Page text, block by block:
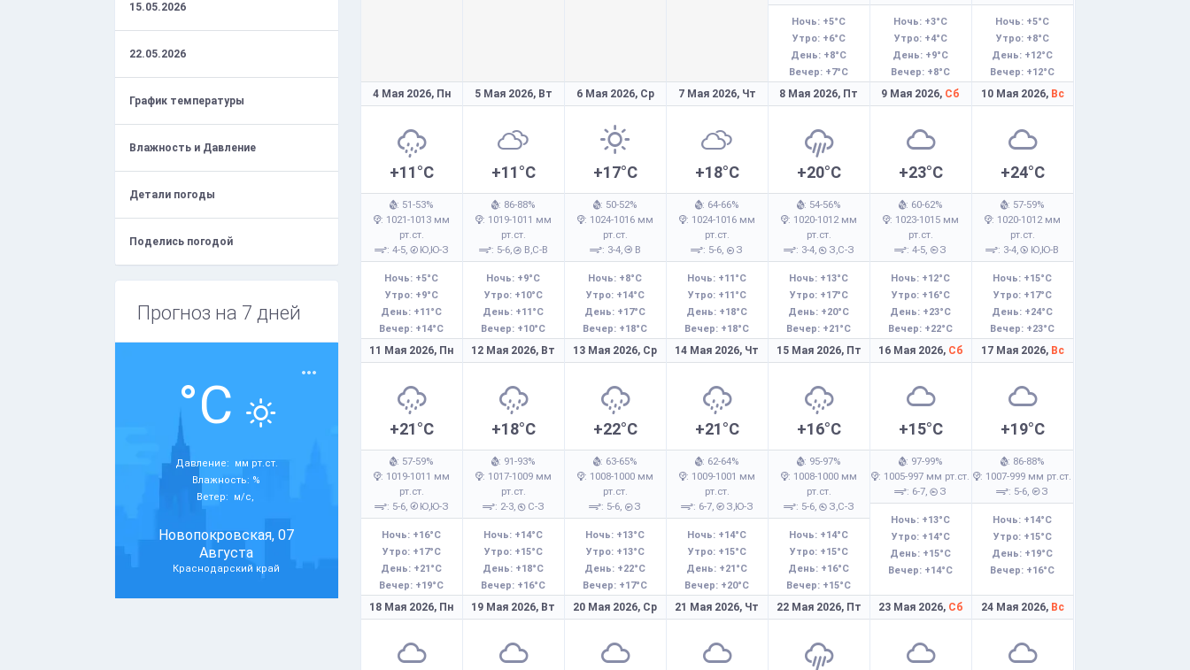
15.05.2026
22.05.2026
График температуры
Влажность и Давление
Детали погоды
Поделись погодой
Прогноз на 7 дней
°C
Давление: мм рт.ст.
Влажность: %
Ветер: м/с,
Новопокровская, 07
Августа
Краснодарский край
Ночь: +5°C
Утро: +6°C
День: +8°C
Вечер: +7°C
Ночь: +3°C
Утро: +4°C
День: +9°C
Вечер: +8°C
Ночь: +5°C
Утро: +8°C
День: +12°C
Вечер: +12°C
4 Мая 2026, Пн
+11°C
: 51-53%
: 1021-1013 мм
рт.ст.
: 4-5,
Ю,Ю-З
Ночь: +5°C
Утро: +9°C
День: +11°C
Вечер: +14°C
5 Мая 2026, Вт
+11°C
: 86-88%
: 1019-1011 мм
рт.ст.
: 5-6, В,С-В
Ночь: +9°C
Утро: +10°C
День: +11°C
Вечер: +10°C
6 Мая 2026, Ср
+17°C
: 50-52%
: 1024-1016 мм
рт.ст.
: 3-4, В
Ночь: +8°C
Утро: +14°C
День: +17°C
Вечер: +18°C
7 Мая 2026, Чт
+18°C
: 64-66%
: 1024-1016 мм
рт.ст.
: 5-6,
З
Ночь: +11°C
Утро: +11°C
День: +18°C
Вечер: +18°C
8 Мая 2026, Пт
+20°C
: 54-56%
: 1020-1012 мм
рт.ст.
: 3-4,
З,С-З
Ночь: +13°C
Утро: +17°C
День: +20°C
Вечер: +21°C
9 Мая 2026, Сб
+23°C
: 60-62%
: 1023-1015 мм
рт.ст.
: 4-5,
З
Ночь: +12°C
Утро: +16°C
День: +23°C
Вечер: +22°C
10 Мая 2026, Вс
+24°C
: 57-59%
: 1020-1012 мм
рт.ст.
: 3-4,
Ю,Ю-В
Ночь: +15°C
Утро: +17°C
День: +24°C
Вечер: +23°C
11 Мая 2026, Пн
+21°C
: 57-59%
: 1019-1011 мм
рт.ст.
: 5-6,
Ю,Ю-З
Ночь: +16°C
Утро: +17°C
День: +21°C
Вечер: +19°C
12 Мая 2026, Вт
+18°C
: 91-93%
: 1017-1009 мм
рт.ст.
: 2-3,
С-З
Ночь: +14°C
Утро: +15°C
День: +18°C
Вечер: +16°C
13 Мая 2026, Ср
+22°C
: 63-65%
: 1008-1000 мм
рт.ст.
: 5-6,
З
Ночь: +13°C
Утро: +13°C
День: +22°C
Вечер: +17°C
14 Мая 2026, Чт
+21°C
: 62-64%
: 1009-1001 мм
рт.ст.
: 6-7,
З,Ю-З
Ночь: +14°C
Утро: +15°C
День: +21°C
Вечер: +20°C
15 Мая 2026, Пт
+16°C
: 95-97%
: 1008-1000 мм
рт.ст.
: 5-6,
З,С-З
Ночь: +14°C
Утро: +15°C
День: +16°C
Вечер: +15°C
16 Мая 2026, Сб
+15°C
: 97-99%
: 1005-997 мм рт.ст.
: 6-7, З
Ночь: +13°C
Утро: +14°C
День: +15°C
Вечер: +14°C
17 Мая 2026, Вс
+19°C
: 86-88%
: 1007-999 мм рт.ст.
: 5-6,
З
Ночь: +14°C
Утро: +15°C
День: +19°C
Вечер: +16°C
18 Мая 2026, Пн 19 Мая 2026, Вт 20 Мая 2026, Ср 21 Мая 2026, Чт 22 Мая 2026, Пт 23 Мая 2026, Сб 24 Мая 2026, Вс